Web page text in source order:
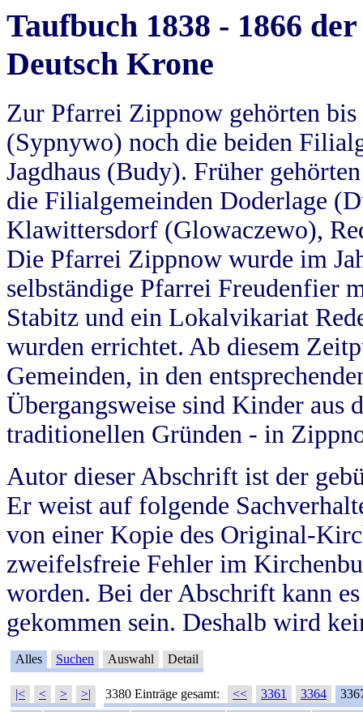
Taufbuch 1838 - 1866
Deutsch Krone
Zur Pfarrei Zippnow gehörten
(Sypnywo) noch die beiden
Jagdhaus (Budy). Früher
die Filialgemeinden Doderlage
Klawittersdorf (Glowaczewo),
Die Pfarrei Zippnow wurde im
selbständige Pfarrei Freudenfier
Stabitz und ein Lokalvikariat
wurden errichtet. Ab diesem
Gemeinden, in den
Übergangsweise sind Kinder aus
traditionellen Gründen - in
Autor dieser Abschrift ist der
Er weist auf folgende
von einer Kopie des Original-
zweifelsfreie Fehler im
worden. Bei der Abschrift kann
gekommen sein. Deshalb wird
Alles Suchen Auswahl Detail
|< < > >| 3380 Einträge gesamt: << 3361 3364